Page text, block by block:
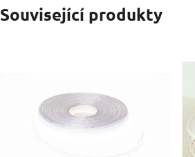
Související produkty